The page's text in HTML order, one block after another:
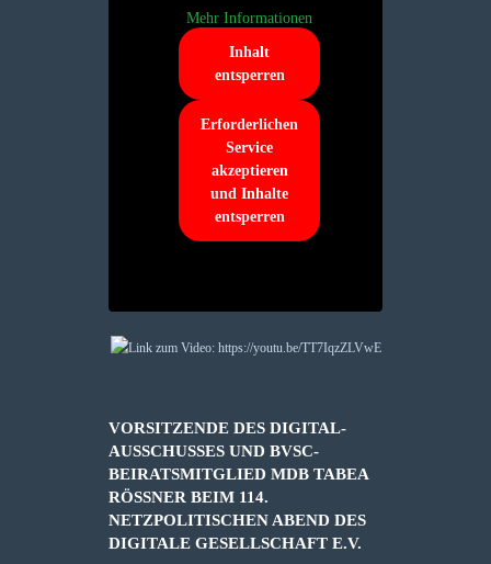
Mehr Informationen
Inhalt
entsperren
Erforderlichen
Service
akzeptieren
und Inhalte
entsperren
VORSITZENDE DES DIGITAL-
AUSSCHUSSES UND BVSC-
BEIRATSMITGLIED MDB TABEA
RÖSSNER BEIM 114. N
ETZPOLITISCHEN ABEND DES D
IGITALE GESELLSCHAFT E.V.